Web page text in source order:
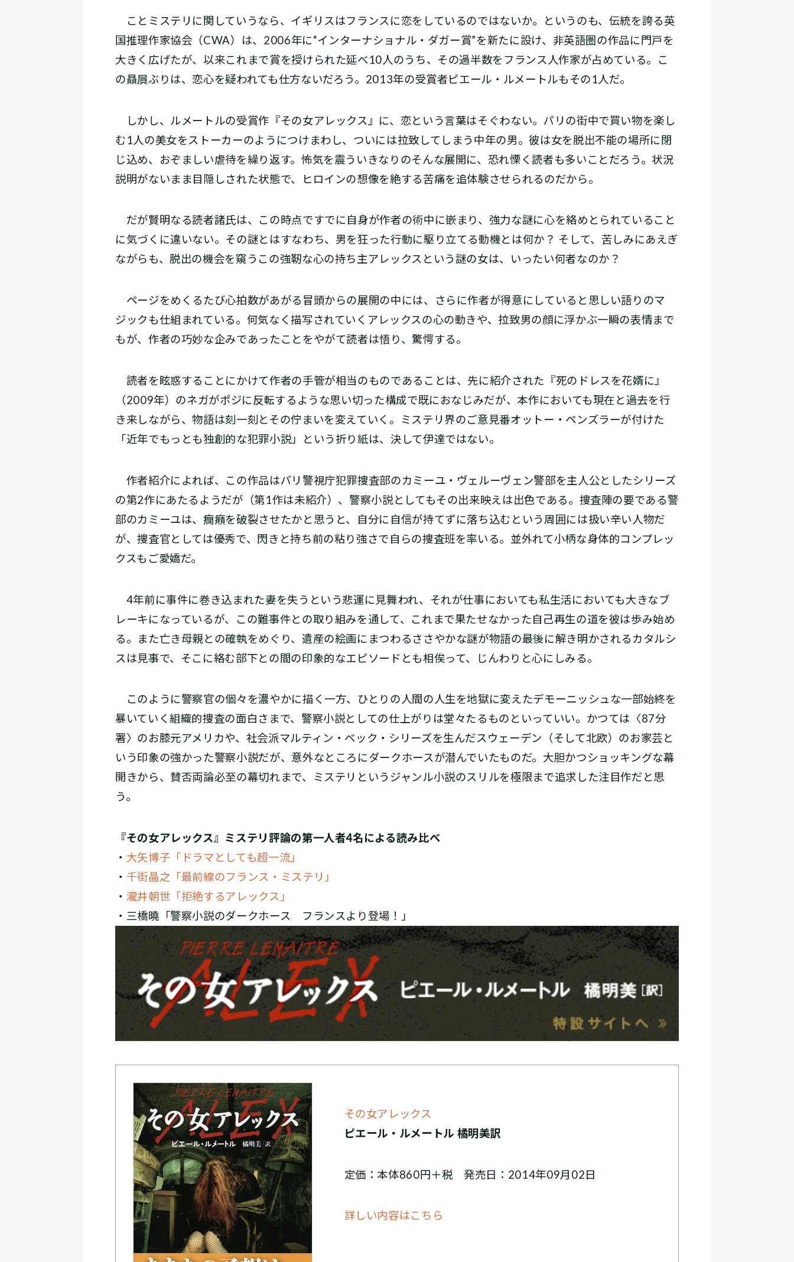
ことミステリに関していうなら、イギリスはフランスに恋をしているのではないか。というのも、伝統を誇る英
国推理作家協会（CWA）は、2006年に“インターナショナル・ダガー賞”を新たに設け、非英語圏の作品に門戸を
大きく広げたが、以来これまで賞を授けられた延べ10人のうち、その過半数をフランス人作家が占めている。こ
の贔屓ぶりは、恋心を疑われても仕方ないだろう。2013年の受賞者ピエール・ルメートルもその1人だ。
しかし、ルメートルの受賞作『その女アレックス』に、恋という言葉はそぐわない。パリの街中で買い物を楽し
む1人の美女をストーカーのようにつけまわし、ついには拉致してしまう中年の男。彼は女を脱出不能の場所に閉
じ込め、おぞましい虐待を繰り返す。怖気を震ういきなりのそんな展開に、恐れ慄く読者も多いことだろう。状況
説明がないまま目隠しされた状態で、ヒロインの想像を絶する苦痛を追体験させられるのだから。
だが賢明なる読者諸氏は、この時点ですでに自身が作者の術中に嵌まり、強力な謎に心を絡めとられていること
に気づくに違いない。その謎とはすなわち、男を狂った行動に駆り立てる動機とは何か？ そして、苦しみにあえぎ
ながらも、脱出の機会を窺うこの強靭な心の持ち主アレックスという謎の女は、いったい何者なのか？
ページをめくるたび心拍数があがる冒頭からの展開の中には、さらに作者が得意にしていると思しい語りのマ
ジックも仕組まれている。何気なく描写されていくアレックスの心の動きや、拉致男の顔に浮かぶ一瞬の表情まで
もが、作者の巧妙な企みであったことをやがて読者は悟り、驚愕する。
読者を眩惑することにかけて作者の手管が相当のものであることは、先に紹介された『死のドレスを花婿に』
（2009年）のネガがポジに反転するような思い切った構成で既におなじみだが、本作においても現在と過去を行
き来しながら、物語は刻一刻とその佇まいを変えていく。ミステリ界のご意見番オットー・ペンズラーが付けた
「近年でもっとも独創的な犯罪小説」という折り紙は、決して伊達ではない。
作者紹介によれば、この作品はパリ警視庁犯罪捜査部のカミーユ・ヴェルーヴェン警部を主人公としたシリーズ
の第2作にあたるようだが（第1作は未紹介）、警察小説としてもその出来映えは出色である。捜査陣の要である警
部のカミーユは、癇癪を破裂させたかと思うと、自分に自信が持てずに落ち込むという周囲には扱い辛い人物だ
が、捜査官としては優秀で、閃きと持ち前の粘り強さで自らの捜査班を率いる。並外れて小柄な身体的コンプレッ
クスもご愛嬌だ。
4年前に事件に巻き込まれた妻を失うという悲運に見舞われ、それが仕事においても私生活においても大きなブ
レーキになっているが、この難事件との取り組みを通して、これまで果たせなかった自己再生の道を彼は歩み始め
る。また亡き母親との確執をめぐり、遺産の絵画にまつわるささやかな謎が物語の最後に解き明かされるカタルシ
スは見事で、そこに絡む部下との間の印象的なエピソードとも相俟って、じんわりと心にしみる。
このように警察官の個々を濃やかに描く一方、ひとりの人間の人生を地獄に変えたデモーニッシュな一部始終を
暴いていく組織的捜査の面白さまで、警察小説としての仕上がりは堂々たるものといっていい。かつては〈87分
署〉のお膝元アメリカや、社会派マルティン・ベック・シリーズを生んだスウェーデン（そして北欧）のお家芸と
いう印象の強かった警察小説だが、意外なところにダークホースが潜んでいたものだ。大胆かつショッキングな幕
開きから、賛否両論必至の幕切れまで、ミステリというジャンル小説のスリルを極限まで追求した注目作だと思
う。
『その女アレックス』ミステリ評論の第一人者4名による読み比べ
・ 大矢博子「ドラマとしても超一流」
・ 千街晶之「最前線のフランス・ミステリ」
・ 瀧井朝世「拒絶するアレックス」
・三橋曉「警察小説のダークホース フランスより登場！」
その女アレックス
ピエール・ルメートル 橘明美訳
定価：本体860円＋税 発売日：2014年09月02日
詳しい内容はこちら